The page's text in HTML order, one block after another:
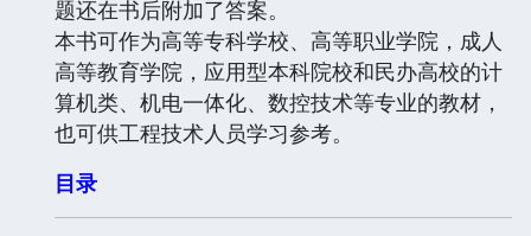
题还在书后附加了答案。
本书可作为高等专科学校、高等职业学院，成人
高等教育学院，应用型本科院校和民办高校的计
算机类、机电一体化、数控技术等专业的教材，
也可供工程技术人员学习参考。
目录